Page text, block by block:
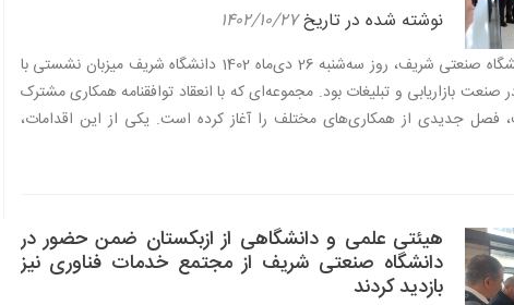
نوشته شده در تاریخ۱۴۰۲/۱۰/۲۷
به گزارش روابط عمومی دانشگاه صنعتی شریف، روز سه‌شنبه 26 دی‌ماه 1402 دانشگاه شریف میزبان نشستی با
بازاریابی و تبلیغات بود. مجموعه‌ای که با انعقاد توافقنامه همکاری مشترک
فصل جدیدی از همکاری‌های مختلف را آغاز کرده است. یکی از این اقدامات،
بیشتر دربارهمراسم رونمایی از فضای جدید مرکز کارآفرینی شریف با حضور برخی
هیئتی علمی و دانشگاهی از ازبکستان ضمن حضور در
دانشگاه صنعتی شریف از مجتمع خدمات فناوری نیز
بازدید کردند